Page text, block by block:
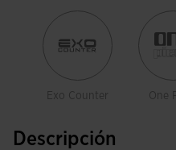
Exo Counter One
Descripción